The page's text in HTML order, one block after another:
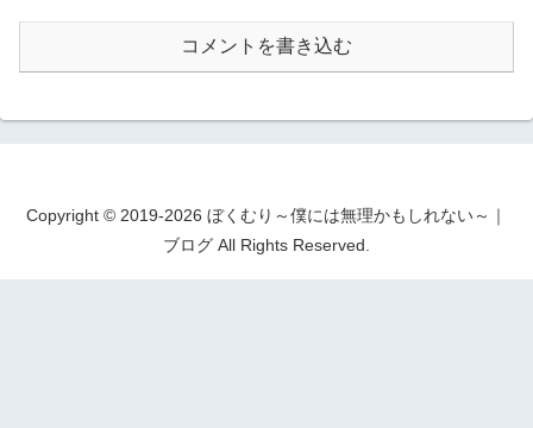
コメントを書き込む
Copyright © 2019-2026 ぼくむり～僕には無理かもしれない～｜
ブログ All Rights Reserved.